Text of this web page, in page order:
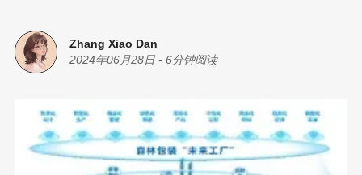
Zhang Xiao Dan
2024年06月28日 - 6分钟阅读